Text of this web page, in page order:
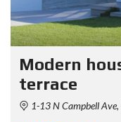
Modern
terrace
1-13 N Campbell